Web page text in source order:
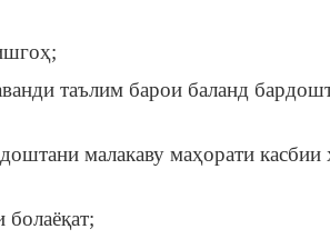
таълим барои баланд
малакаву маҳорати касбии